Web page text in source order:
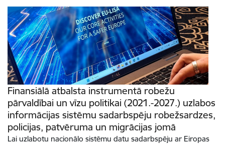
Finansiālā atbalsta instrumentā robežu
pārvaldībai un vīzu politikai (2021.-2027.) uzlabos
informācijas sistēmu sadarbspēju robežsardzes,
policijas, patvēruma un migrācijas jomā
Lai uzlabotu nacionālo sistēmu datu sadarbspēju ar Eiropas